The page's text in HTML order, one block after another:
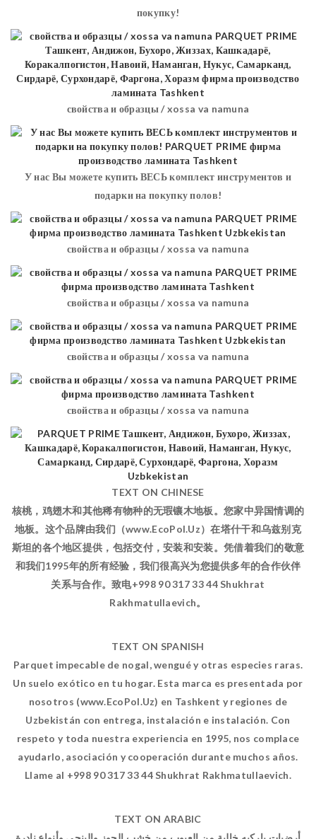
покупку!
свойства и образцы / xossa va namuna
У нас Вы можете купить ВЕСЬ комплект инструментов и
подарки на покупку полов!
свойства и образцы / xossa va namuna
свойства и образцы / xossa va namuna
свойства и образцы / xossa va namuna
свойства и образцы / xossa va namuna
TEXT ON CHINESE
核桃，鸡翅木和其他稀有物种的无瑕镶木地板。您家中异国情调的
地板。这个品牌由我们（www.EcoPol.Uz）在塔什干和乌兹别克
斯坦的各个地区提供，包括交付，安装和安装。凭借着我们的敬意
和我们1995年的所有经验，我们很高兴为您提供多年的合作伙伴
关系与合作。致电+998 90 317 33 44 Shukhrat
Rakhmatullaevich。
TEXT ON SPANISH
Parquet impecable de nogal, wengué y otras especies raras.
Un suelo exótico en tu hogar. Esta marca es presentada por
nosotros (www.EcoPol.Uz) en Tashkent y regiones de
Uzbekistán con entrega, instalación e instalación. Con
respeto y toda nuestra experiencia en 1995, nos complace
ayudarlo, asociación y cooperación durante muchos años.
Llame al +998 90 317 33 44 Shukhrat Rakhmatullaevich.
TEXT ON ARABIC